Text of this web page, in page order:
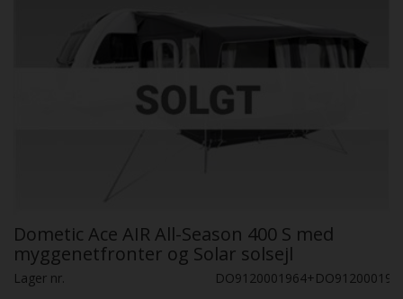
Dometic Ace AIR All-Season 400 S med
myggenetfronter og Solar solsejl
Lager nr.